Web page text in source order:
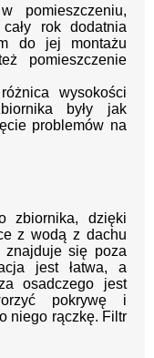
pomieszczeniu,
rok dodatnia
do jej montażu
pomieszczenie
wysokości
były jak
problemów na
zbiornika, dzięki
z wodą z dachu
znajduje się poza
jest łatwa, a
osadczego jest
pokrywę i
niego rączkę. Filtr